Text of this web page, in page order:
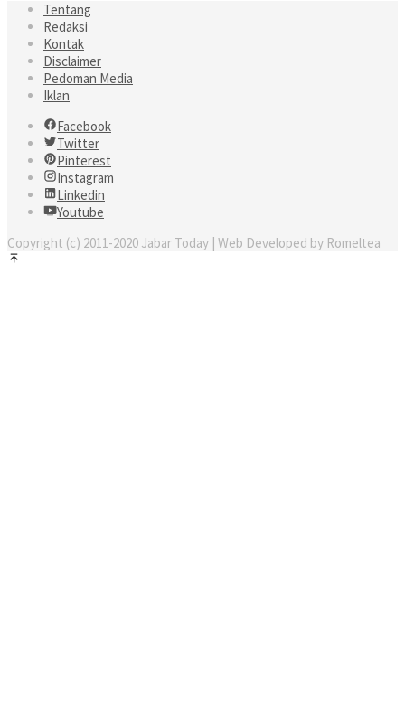
Tentang
Redaksi
Kontak
Disclaimer
Pedoman Media
Iklan
Facebook
Twitter
Pinterest
Instagram
Linkedin
Youtube
Copyright (c) 2011-2020 Jabar Today | Web Developed by Romeltea